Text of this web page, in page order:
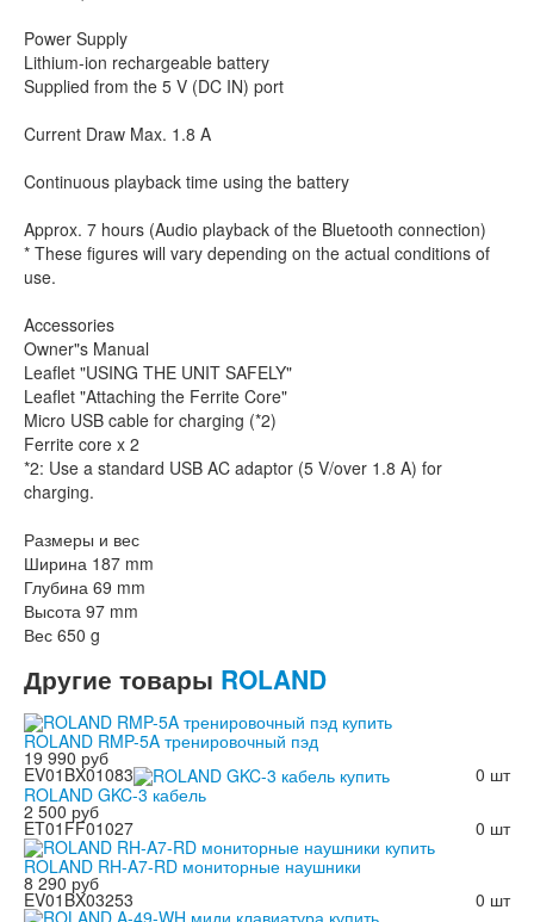
Power Supply
Lithium-ion rechargeable battery
Supplied from the 5 V (DC IN) port
Current Draw Max. 1.8 A
Continuous playback time using the battery
Approx. 7 hours (Audio playback of the Bluetooth connection)
* These figures will vary depending on the actual conditions of
use.
Accessories
Owner"s Manual
Leaflet "USING THE UNIT SAFELY"
Leaflet "Attaching the Ferrite Core"
Micro USB cable for charging (*2)
Ferrite core x 2
*2: Use a standard USB AC adaptor (5 V/over 1.8 A) for
charging.
Размеры и вес
Ширина 187 mm
Глубина 69 mm
Высота 97 mm
Вес 650 g
Другие товары ROLAND
ROLAND RMP-5A тренировочный пэд
19 990 руб
0 шт
EV01BX01083
ROLAND GKC-3 кабель
2 500 руб
0 шт
ET01FF01027
ROLAND RH-A7-RD мониторные наушники
8 290 руб
0 шт
EV01BX03253